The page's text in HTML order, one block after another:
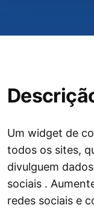
Um widget de
todos os sites,
divulguem
sociais .
redes sociais e